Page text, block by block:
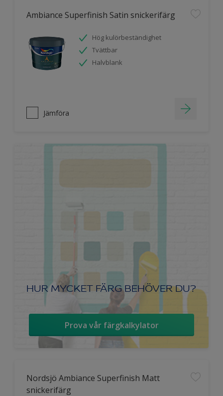
Ambiance Superfinish Satin snickerifärg
Hög kulörbeständighet
Tvättbar
Halvblank
Jämföra
HUR MYCKET FÄRG BEHÖVER DU?
Prova vår färgkalkylator
Nordsjö Ambiance Superfinish Matt
snickerifärg